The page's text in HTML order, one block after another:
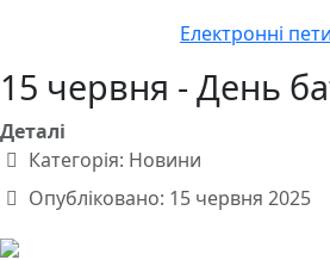
Електронні
15 червня - День
Деталі
Категорія: Новини
Опубліковано: 15 червня 2025